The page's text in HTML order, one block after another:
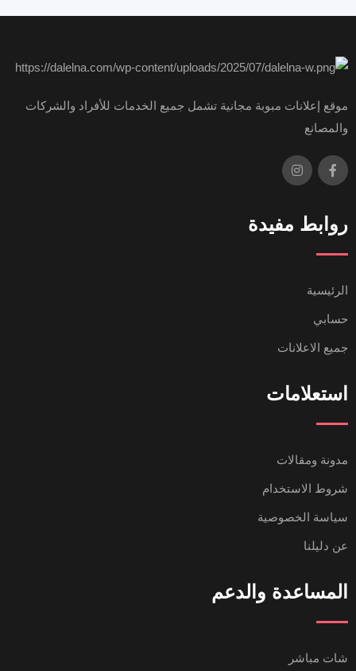
موقع إعلانات مبوبة مجانية تشمل جميع الخدمات للأفراد والشركات
والمصانع
روابط مفيدة
الرئيسية
حسابي
جميع الاعلانات
استعلامات
مدونة ومقالات
شروط الاستخدام
سياسة الخصوصية
عن دليلنا
المساعدة والدعم
شات مباشر